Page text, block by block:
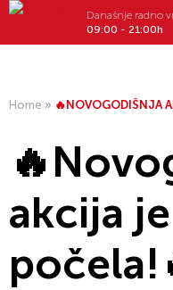
Današnje radno
09:00 - 21:00h
Home » 🔥NOVOGODIŠNJA
akcija